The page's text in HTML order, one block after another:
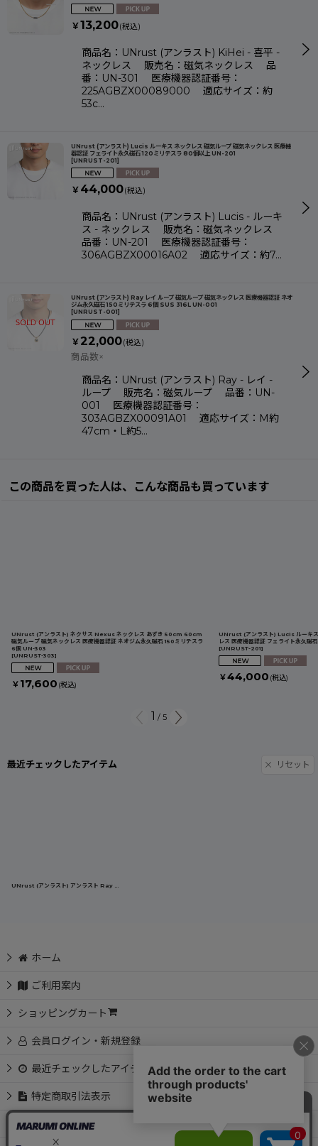
￥ 13,200(税込)
商品名：UNrust (アンラスト) KiHei - 喜平 -
ネックレス 販売名：磁気ネックレス 品
番：UN-301 医療機器認証番号：
225AGBZX00089000 適応サイズ：約
53c…
UNrust (アンラスト) Lucis ルーキス ネックレス 磁気ループ 磁気ネックレス 医療機
器認証 フェライト永久磁石 120ミリテスラ 80個以上 UN-201
[UNRUST-201]
￥ 44,000(税込)
商品名：UNrust (アンラスト) Lucis - ルーキ
ス - ネックレス 販売名：磁気ネックレス
品番：UN-201 医療機器認証番号：
306AGBZX00016A02 適応サイズ：約7…
UNrust (アンラスト) Ray レイ ループ 磁気ループ 磁気ネックレス 医療機器認証 ネオ
ジム永久磁石 150ミリテスラ 6個 SUS 316L UN-001
[UNRUST-001]
￥ 22,000(税込)
商品数×
商品名：UNrust (アンラスト) Ray - レイ -
ループ 販売名：磁気ループ 品番：UN-
001 医療機器認証番号：
303AGBZX00091A01 適応サイズ：M約
47cm・L約5…
この商品を買った人は、こんな商品も買っています
UNrust (アンラスト) ネクサス Nexus ネックレス あずき 50cm 60cm
磁気ループ 磁気ネックレス 医療機器認証 ネオジム永久磁石 150ミリテスラ
6個 UN-303
[UNRUST-303]
￥ 17,600 (税込)
UNrust (アンラスト) Lucis ルーキス
レス 医療機器認証 フェライト永久
[UNRUST-201]
￥44,000 (税込)
1 / 5
最近チェックしたアイテム リセット
UNrust (アンラスト) アンラスト Ray Edge レイエッジ 磁気ネックレス 150mt ステンレス 47cm 52cm 医療機器認証 ネオジム永久磁石 150ミリテスラ 16個 UN-002
ホーム
ご利用案内
ショッピングカート
会員ログイン・新規登録
最近チェックしたアイテム
特定商取引法表示
お問い合わせ